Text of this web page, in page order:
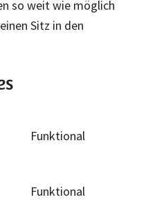
so weit wie möglich
Sitz in den
Funktional
Funktional